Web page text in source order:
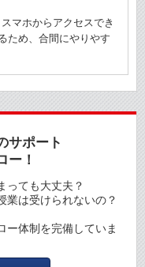
マホからアクセスでき
ため、合間にやりやす
サポート
ー！
っても大丈夫？
業は受けられないの？
ー体制を完備していま